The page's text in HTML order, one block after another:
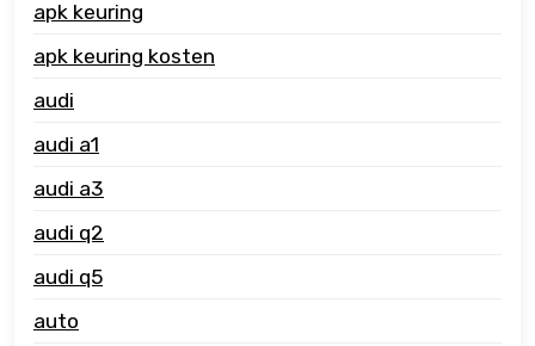
apk keuring
apk keuring kosten
audi
audi a1
audi a3
audi q2
audi q5
auto